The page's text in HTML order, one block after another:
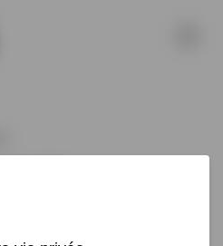
DU
LA ROMAINE